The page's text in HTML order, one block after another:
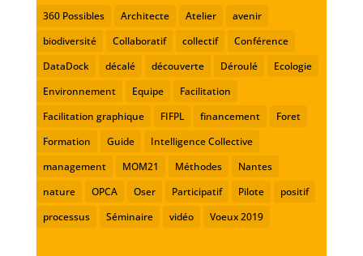
360 Possibles Architecte Atelier
avenir
biodiversité
Collaboratif collectif
Conférence
DataDock
décalé découverte Déroulé
Ecologie
Environnement
Equipe
Facilitation
Facilitation graphique
FIFPL financement
Foret
Formation
Guide
Intelligence Collective
management
MOM21 Méthodes
Nantes
nature
OPCA Oser Participatif Pilote
positif
processus
Séminaire vidéo Voeux 2019